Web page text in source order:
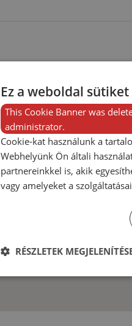
Ez a weboldal sütiket
This Cookie Banner was
administrator.
Cookie-kat használunk a
Webhelyünk Ön általi
partnereinkkel is, akik
vagy amelyeket a
RÉSZLETEK